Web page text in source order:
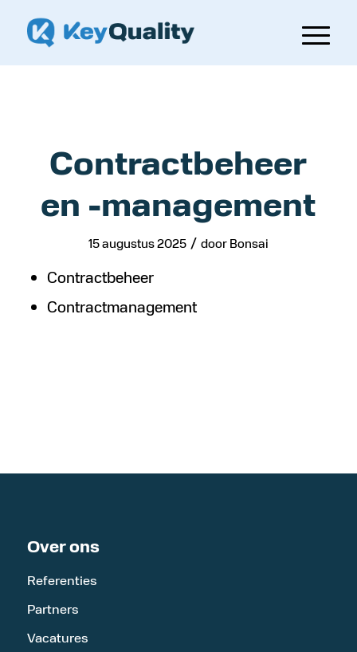
Contractbeheer
en -management
15 augustus 2025 / door Bonsai
Contractbeheer
Contractmanagement
Over ons
Referenties
Partners
Vacatures